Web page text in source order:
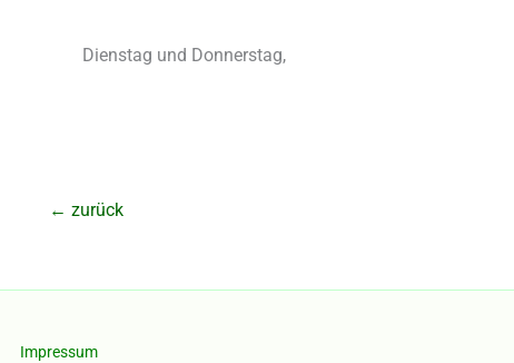
Dienstag und Donnerstag,
← zurück
Impressum